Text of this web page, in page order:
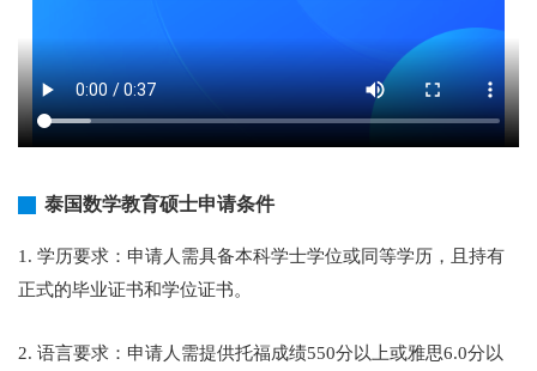
泰国数学教育硕士申请条件
1. 学历要求：申请人需具备本科学士学位或同等学历，且持有
正式的毕业证书和学位证书。
2. 语言要求：申请人需提供托福成绩550分以上或雅思6.0分以